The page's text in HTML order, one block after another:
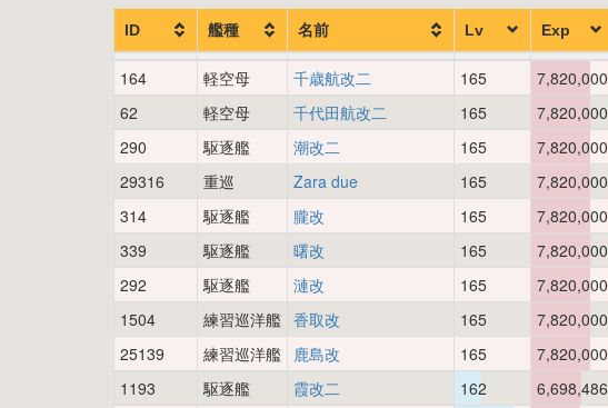
ID 艦種 名前 Lv Exp
164 軽空母 千歳航改二 165 7,820,000
62
軽空母 千代田航改二 165 7,820,000
290
駆逐艦 潮改二 165 7,820,000
29316
重巡 Zara due 165 7,820,000
314
駆逐艦 朧改 165 7,820,000
339
駆逐艦 曙改 165 7,820,000
292
駆逐艦 漣改 165 7,820,000
1504
練習巡洋艦 香取改 165 7,820,000
25139
練習巡洋艦 鹿島改 165 7,820,000
1193
駆逐艦 霞改二 162 6,698,486